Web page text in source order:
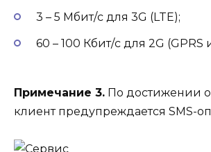
3 – 5 Мбит/с для 3G (LTE);
60 – 100 Кбит/с для 2G (GPRS
Примечание 3. По достижении
клиент предупреждается SMS-